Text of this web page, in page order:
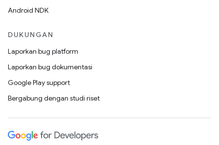
Android NDK
DUKUNGAN
Laporkan bug platform
Laporkan bug dokumentasi
Google Play support
Bergabung dengan studi riset